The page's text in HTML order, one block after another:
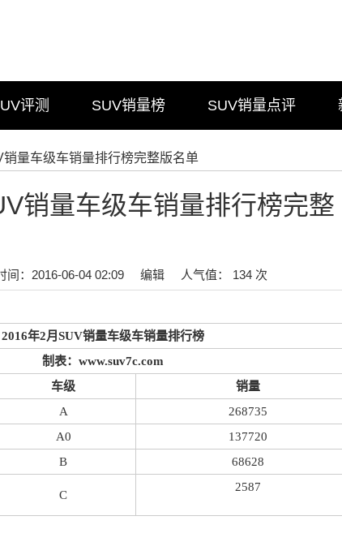
评测 SUV销量榜 SUV销量点评
量车级车销量排行榜完整版名单
销量车级车销量排行榜完整
间：2016-06-04 02:09 编辑 人气值： 134 次
2016年2月SUV销量车级车销量排行榜
制表：www.suv7c.com
车级
销量
A
268735
A0
137720
B
68628
C
2587